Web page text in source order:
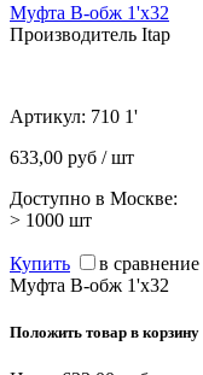
Муфта В-обж 1'х32
Производитель Itap
Артикул: 710 1'
633,00 руб / шт
Доступно в Москве:
> 1000 шт
Купить в сравнение
Муфта В-обж 1'х32
Положить товар в корзину